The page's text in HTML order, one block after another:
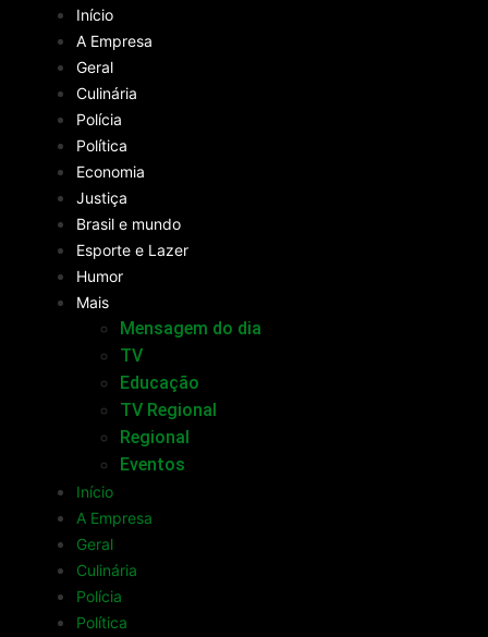
Início
A Empresa
Geral
Culinária
Polícia
Política
Economia
Justiça
Brasil e mundo
Esporte e Lazer
Humor
Mais
Mensagem do dia
TV
Educação
TV Regional
Regional
Eventos
Início
A Empresa
Geral
Culinária
Polícia
Política